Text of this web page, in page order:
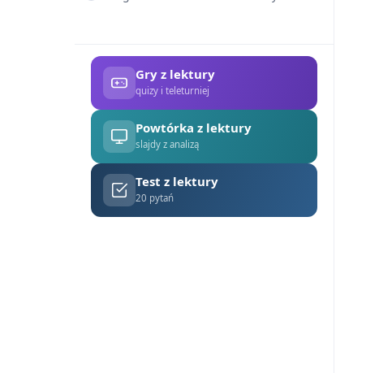
Gry z lektury
quizy i teleturniej
Powtórka z lektury
slajdy z analizą
Test z lektury
20 pytań